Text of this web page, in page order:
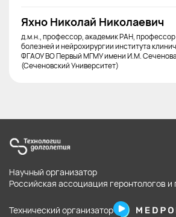
Яхно Николай Николаевич
д.м.н., профессор, академик РАН,
болезней и нейрохирургии института
ФГАОУ ВО Первый МГМУ имени И.М.
(Сеченовский Университет)
Научный организатор
Российская ассоциация геронтологов и
Технический организатор